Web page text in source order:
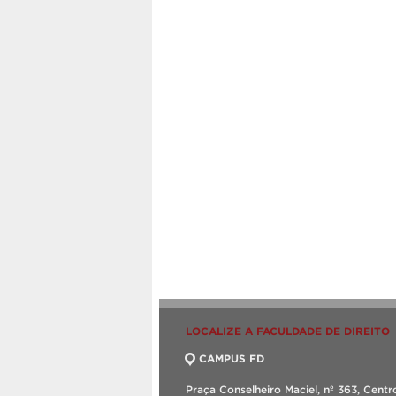
LOCALIZE A FACULDADE DE DIREITO
CAMPUS FD
Praça Conselheiro Maciel, nº 363,